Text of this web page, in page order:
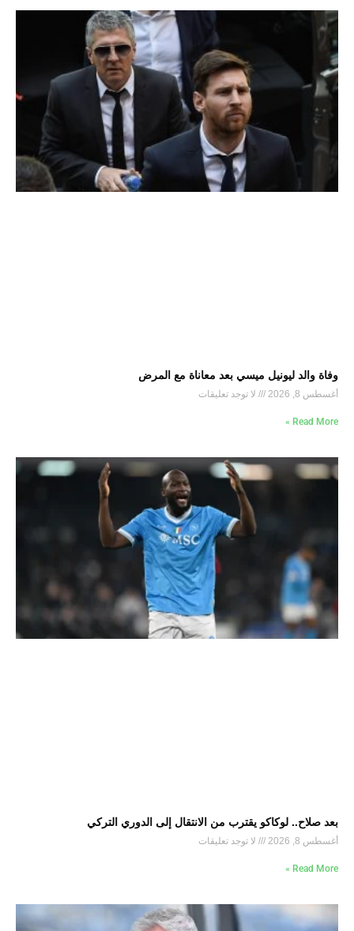
وفاة والد ليونيل ميسي بعد معاناة مع المرض
أغسطس 8, 2026 لا توجد تعليقات
Read More »
بعد صلاح.. لوكاكو يقترب من الانتقال إلى الدوري التركي
أغسطس 8, 2026 لا توجد تعليقات
Read More »